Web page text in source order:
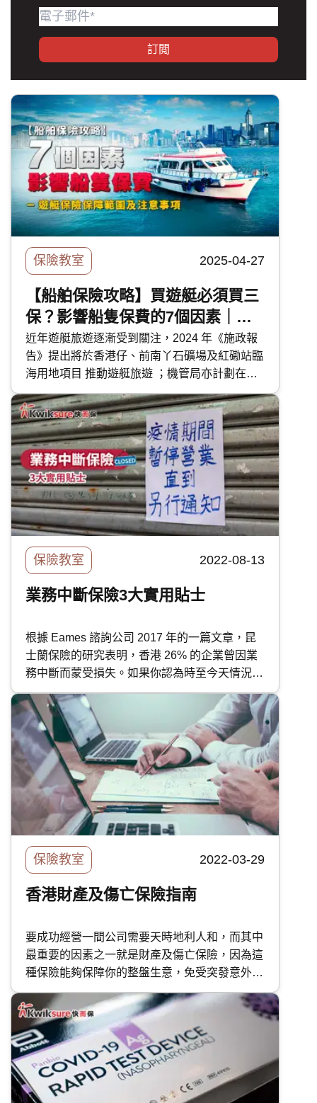
訂閲
保險教室 2025-04-27
【船舶保險攻略】買遊艇必須買三
保？影響船隻保費的7個因素｜遊
艇保險保障範圍及注意事項
近年遊艇旅遊逐漸受到關注，2024 年《施政報
告》提出將於香港仔、前南丫石礦場及紅磡站臨
海用地項目 推動遊艇旅遊 ；機管局亦計劃在機
場島毗鄰的海域設置遊艇港灣及配套設施，以拓
展海空客運市場。 在政府推動遊艇產業之時，
業界亦表示近年有更多香港人購置遊艇及帆船。
由於遊艇價格不菲，除了必須購買的強制第三者
風險保險外，船主亦應考慮為其加購全面保障以
防意外發生。今次快而保便探討遊艇保險的類
型、保障範圍及其他應注意的事項。
保險教室 2022-08-13
業務中斷保險3大實用貼士
根據 Eames 諮詢公司 2017 年的一篇文章，昆
士蘭保險的研究表明，香港 26% 的企業曾因業
務中斷而蒙受損失。如果你認為時至今天情況已
有改善，那麼你就大錯特錯了。不確定的經濟形
勢、全球供應鏈的中斷、不斷上升的通貨膨脹和
其他宏觀因素，繼續影響著香港的企業和其盈
利。 因此，購買業務中斷保險至關重要，因為
它能保障各種潛在的企業風險，但究竟什麼是業
務中斷保險？快而保的這篇文章會為你深入探討
這種保險。 香港的業務中斷風險 根據 2022 年
安聯保險的 風險晴雨表 ，業務中斷被列為繼網
絡風險之後的第二大關注風險，它導致的收入損
失可能會損害公司的收入來源，導致公司無法支
付持續經營成本。
保險教室 2022-03-29
香港財產及傷亡保險指南
要成功經營一間公司需要天時地利人和，而其中
最重要的因素之一就是財產及傷亡保險，因為這
種保險能夠保障你的整盤生意，免受突發意外所
影響。但其實除了公司老闆之外，家居業主及車
主其實都需要這種保險。今日我們這篇快而保專
題，會概覽本港的財產及傷亡保險，助你更清晰
地看到不同選擇。